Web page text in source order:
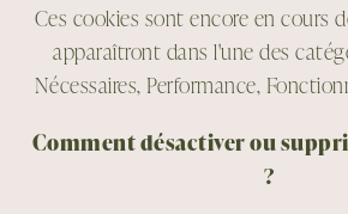
Ces cookies sont encore en cours
apparaîtront dans l'une des
Nécessaires, Performance,
Comment désactiver ou
?